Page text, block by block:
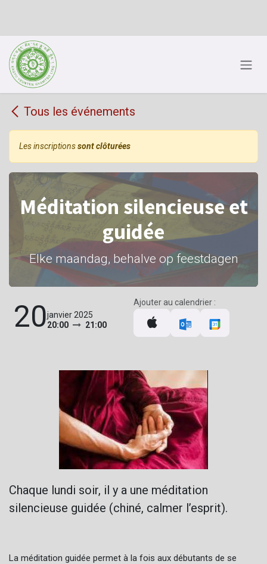
Se rendre au contenu
Tous les événements
Les inscriptionssont clôturées
Méditation silencieuse et
guidée
Elke maandag, behalve op feestdagen
20janvier 2025
20:00
21:00
Ajouter au calendrier :
Chaque lundi soir, il y a une méditation
silencieuse guidée (chiné, calmer l’esprit).
La méditation guidée permet à la fois aux débutants de se